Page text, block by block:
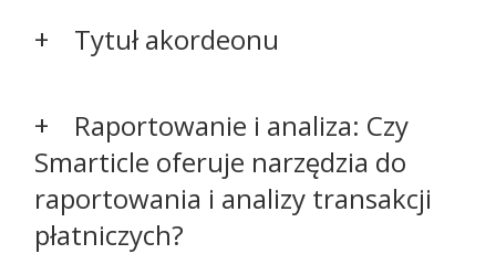
Tytuł akordeonu
Raportowanie i analiza: Czy
Smarticle oferuje narzędzia do
raportowania i analizy transakcji
płatniczych?